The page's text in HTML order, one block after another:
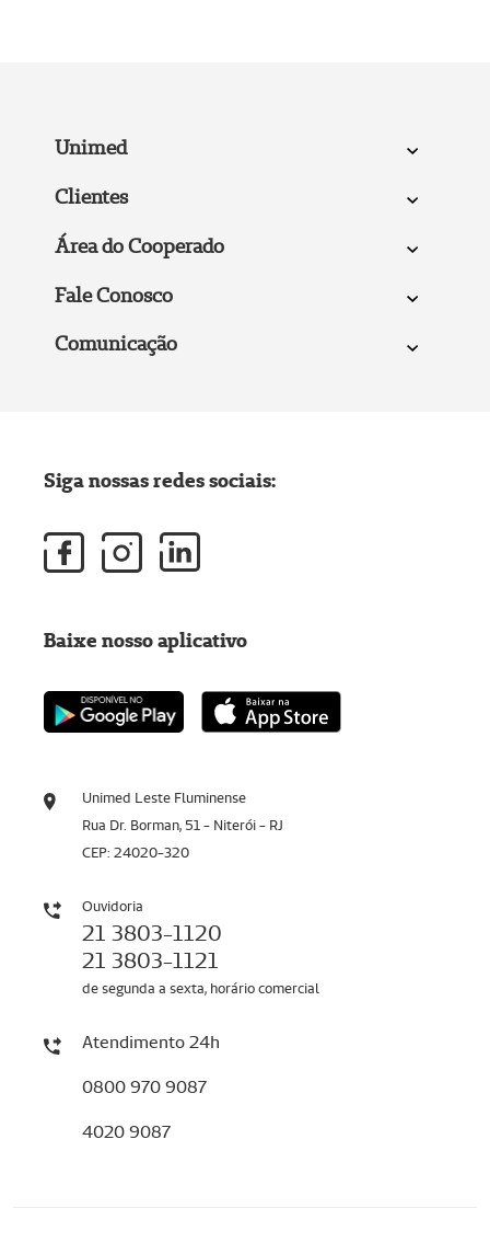
Unimed
Clientes
Área do Cooperado
Fale Conosco
Comunicação
Unimed Leste Fluminense
Rua Dr. Borman, 51 - Niterói - RJ
CEP: 24020-320
Ouvidoria
21 3803-1120
21 3803-1121
de segunda a sexta, horário comercial
Atendimento 24h
0800 970 9087
4020 9087
Siga nossas redes sociais:
Baixe nosso aplicativo